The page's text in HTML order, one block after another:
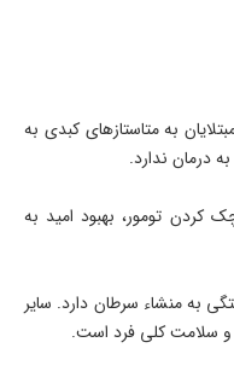
به متاستازهای کبدی به
درمان ندارد.
کردن تومور، بهبود امید به
5 سال آینده بستگی به منشاء سرطان دارد. سایر
و سلامت کلی فرد است.